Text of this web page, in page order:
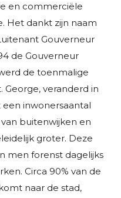
en commerciële
Het dankt zijn naam
Gouverneur
de Gouverneur
de toenmalige
George, veranderd in
inwonersaantal
buitenwijken en
groter. Deze
men forenst dagelijks
Circa 90% van de
naar de stad,